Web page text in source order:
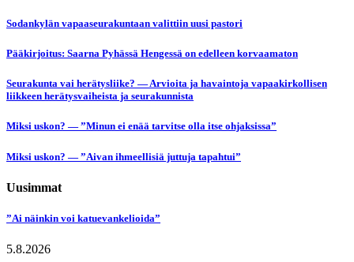
Sodankylän vapaaseurakuntaan valittiin uusi pastori
Pääkirjoitus: Saarna Pyhässä Hengessä on edelleen korvaamaton
Seurakunta vai herätysliike? — Arvioita ja havaintoja vapaakirkollisen
liikkeen herätysvaiheista ja seurakunnista
Miksi uskon? — ”Minun ei enää tarvitse olla itse ohjaksissa”
Miksi uskon? — ”Aivan ihmeellisiä juttuja tapahtui”
Uusimmat
”Ai näinkin voi katuevankelioida”
5.8.2026